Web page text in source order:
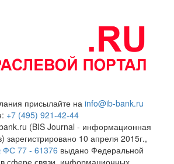
присылайте на info@ib-bank.ru
+7 (495) 921-42-44
(BIS Journal - информационная
зарегистрировано 10 апреля 2015г.,
ФС 77 - 61376 выдано Федеральной
сфере связи, информационных